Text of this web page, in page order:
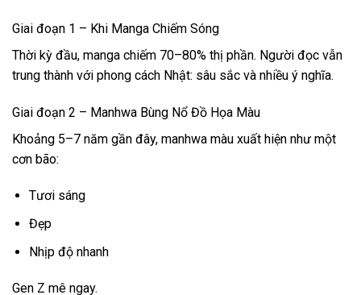
Giai đoạn 1 – Khi Manga Chiếm Sóng
Thời kỳ đầu, manga chiếm 70–80% thị phần. Người đọc vẫn
trung thành với phong cách Nhật: sâu sắc và nhiều ý nghĩa.
Giai đoạn 2 – Manhwa Bùng Nổ Đồ Họa Màu
Khoảng 5–7 năm gần đây, manhwa màu xuất hiện như một
cơn bão:
Tươi sáng
Đẹp
Nhịp độ nhanh
Gen Z mê ngay.